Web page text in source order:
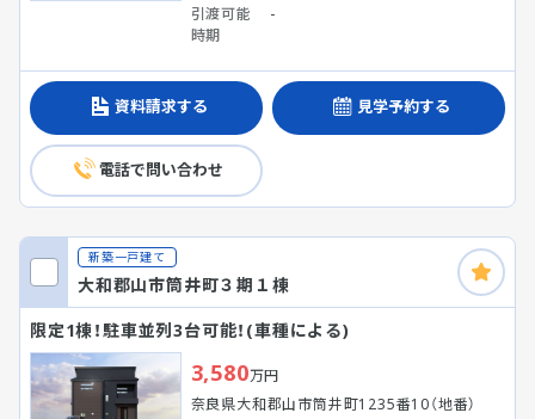
引渡可能
時期
-
資料請求する 見学予約する
電話で問い合わせ
新築一戸建て
大和郡山市筒井町３期１棟
限定1棟！駐車並列3台可能！(車種による)
3,580万円
奈良県大和郡山市筒井町1235番10（地番）